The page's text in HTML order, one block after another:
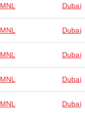
MNL Dubai
MNL Dubai
MNL Dubai
MNL Dubai
MNL Dubai